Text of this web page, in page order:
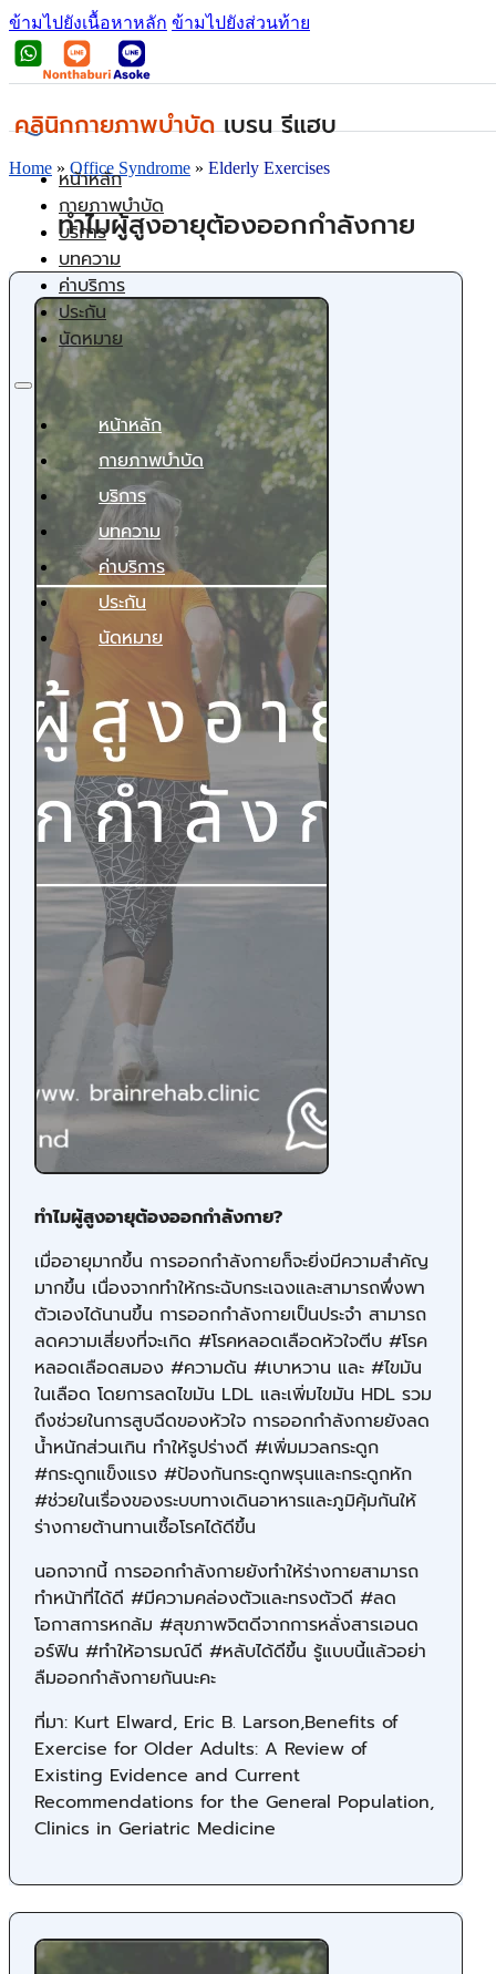
ข้ามไปยังเนื้อหาหลัก ข้ามไปยังส่วนท้าย
คลินิกกายภาพบำบัดเบรน รีแฮบ
หน้าหลัก
กายภาพบำบัด
บริการ
บทความ
ค่าบริการ
ประกัน
นัดหมาย
หน้าหลัก
กายภาพบำบัด
บริการ
บทความ
ค่าบริการ
ประกัน
นัดหมาย
Home » Office Syndrome » Elderly Exercises
ทำไมผู้สูงอายุต้องออกกำลังกาย
ทำไมผู้สูงอายุต้องออกกำลังกาย?
เมื่ออายุมากขึ้น การออกกำลังกายก็จะยิ่งมีความสำคัญ
มากขึ้น เนื่องจากทำให้กระฉับกระเฉงและสามารถพึ่งพา
ตัวเองได้นานขึ้น การออกกำลังกายเป็นประจำ สามารถ
ลดความเสี่ยงที่จะเกิด #โรคหลอดเลือดหัวใจตีบ #โรค
หลอดเลือดสมอง #ความดัน #เบาหวาน และ #ไขมัน
ในเลือด โดยการลดไขมัน LDL และเพิ่มไขมัน HDL รวม
ถึงช่วยในการสูบฉีดของหัวใจ การออกกำลังกายยังลด
น้ำหนักส่วนเกิน ทำให้รูปร่างดี #เพิ่มมวลกระดูก
#กระดูกแข็งแรง #ป้องกันกระดูกพรุนและกระดูกหัก
#ช่วยในเรื่องของระบบทางเดินอาหารและภูมิคุ้มกันให้
ร่างกายต้านทานเชื้อโรคได้ดีขึ้น
นอกจากนี้ การออกกำลังกายยังทำให้ร่างกายสามารถ
ทำหน้าที่ได้ดี #มีความคล่องตัวและทรงตัวดี #ลด
โอกาสการหกล้ม #สุขภาพจิตดีจากการหลั่งสารเอนด
อร์ฟิน #ทำให้อารมณ์ดี #หลับได้ดีขึ้น รู้แบบนี้แล้วอย่า
ลืมออกกำลังกายกันนะคะ
ที่มา: Kurt Elward, Eric B. Larson,Benefits of
Exercise for Older Adults: A Review of
Existing Evidence and Current
Recommendations for the General Population,
Clinics in Geriatric Medicine